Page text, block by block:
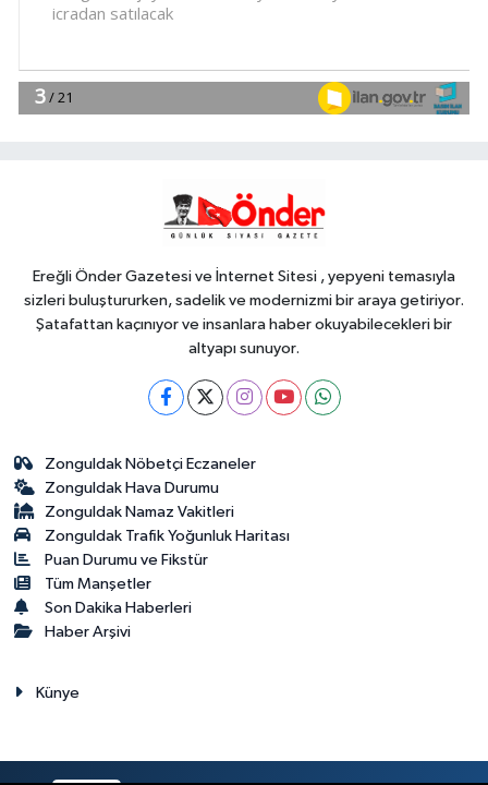
00:16
DÜZENLEME
Ereğli Önder Gazetesi ve İnternet Sitesi , yepyeni temasıyla
sizleri buluştururken, sadelik ve modernizmi bir araya getiriyor.
Şatafattan kaçınıyor ve insanlara haber okuyabilecekleri bir
altyapı sunuyor.
Zonguldak Nöbetçi Eczaneler
Zonguldak Hava Durumu
Zonguldak Namaz Vakitleri
Zonguldak Trafik Yoğunluk Haritası
Puan Durumu ve Fikstür
Tüm Manşetler
Son Dakika Haberleri
Haber Arşivi
Künye